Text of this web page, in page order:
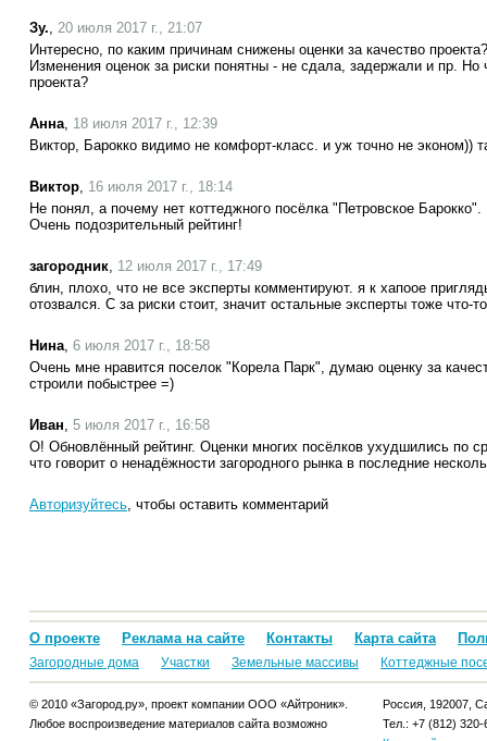
Зу., 20 июля 2017 г., 21:07
Интересно, по каким причинам снижены оценки за качество
Изменения оценок за риски понятны - не сдала, задержали и пр. Но
проекта?
Анна, 18 июля 2017 г., 12:39
Виктор, Барокко видимо не комфорт-класс. и уж точно не эконом))
Виктор, 16 июля 2017 г., 18:14
Не понял, а почему нет коттеджного посёлка "Петровское
Очень подозрительный рейтинг!
загородник, 12 июля 2017 г., 17:49
блин, плохо, что не все эксперты комментируют. я к хапоое
отозвался. С за риски стоит, значит остальные эксперты тоже что-
Нина, 6 июля 2017 г., 18:58
Очень мне нравится поселок "Корела Парк", думаю оценку за
строили побыстрее =)
Иван, 5 июля 2017 г., 16:58
О! Обновлённый рейтинг. Оценки многих посёлков ухудшились по
что говорит о ненадёжности загородного рынка в последние
Авторизуйтесь, чтобы оставить комментарий
О проекте Реклама на сайте Контакты Карта сайта
Загородные дома Участки Земельные массивы Коттеджные
© 2010 «Загород.ру», проект компании ООО «Айтроник».
Любое воспроизведение материалов сайта возможно
Россия, 192007,
Тел.: +7 (812) 320-